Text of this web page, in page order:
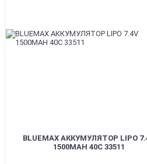
BLUEMAX АККУМУЛЯТОР LIPO
1500MAH 40C 33511